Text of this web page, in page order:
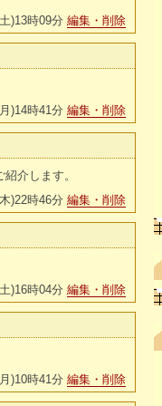
)13時09分 編集・削除
)14時41分 編集・削除
介します。
)22時46分 編集・削除
)16時04分 編集・削除
)10時41分 編集・削除